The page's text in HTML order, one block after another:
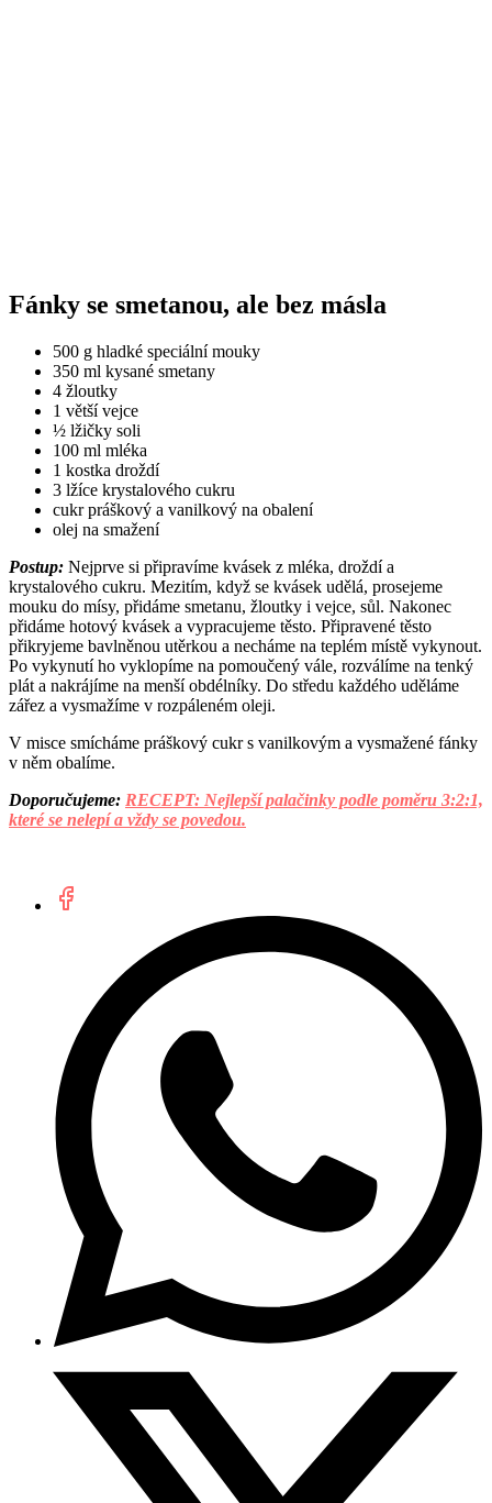
Fánky se smetanou, ale bez másla
500 g hladké speciální mouky
350 ml kysané smetany
4 žloutky
1 větší vejce
½ lžičky soli
100 ml mléka
1 kostka droždí
3 lžíce krystalového cukru
cukr práškový a vanilkový na obalení
olej na smažení
Postup: Nejprve si připravíme kvásek z mléka, droždí a
krystalového cukru. Mezitím, když se kvásek udělá, prosejeme
mouku do mísy, přidáme smetanu, žloutky i vejce, sůl. Nakonec
přidáme hotový kvásek a vypracujeme těsto. Připravené těsto
přikryjeme bavlněnou utěrkou a necháme na teplém místě vykynout.
Po vykynutí ho vyklopíme na pomoučený vále, rozválíme na tenký
plát a nakrájíme na menší obdélníky. Do středu každého uděláme
zářez a vysmažíme v rozpáleném oleji.
V misce smícháme práškový cukr s vanilkovým a vysmažené fánky
v něm obalíme.
Doporučujeme: RECEPT: Nejlepší palačinky podle poměru 3:2:1,
které se nelepí a vždy se povedou.